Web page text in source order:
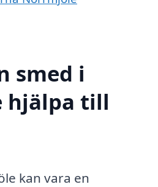
smed i
hjälpa till
kan vara en